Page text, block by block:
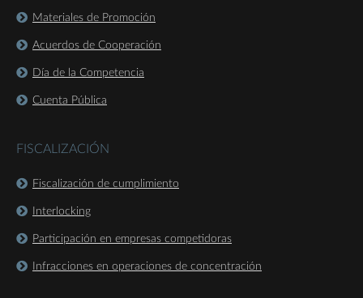
Materiales de Promoción
Acuerdos de Cooperación
Día de la Competencia
Cuenta Pública
FISCALIZACIÓN
Fiscalización de cumplimiento
Interlocking
Participación en empresas competidoras
Infracciones en operaciones de concentración